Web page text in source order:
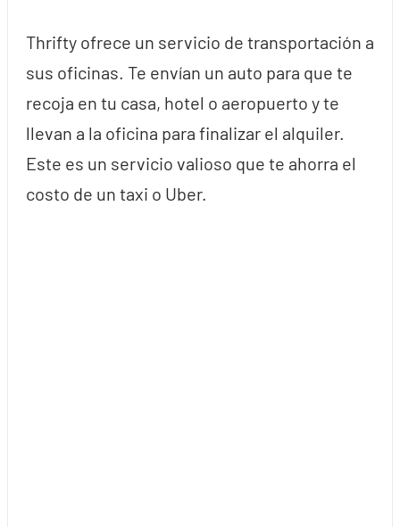
Thrifty ofrece un servicio de transportación a
sus oficinas. Te envían un auto para que te
recoja en tu casa, hotel o aeropuerto y te
llevan a la oficina para finalizar el alquiler.
Este es un servicio valioso que te ahorra el
costo de un taxi o Uber.